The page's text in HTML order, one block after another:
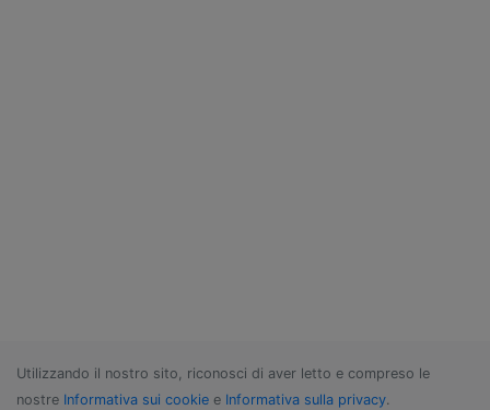
Utilizzando il nostro sito, riconosci di aver letto e compreso le
nostre Informativa sui cookie e Informativa sulla privacy.